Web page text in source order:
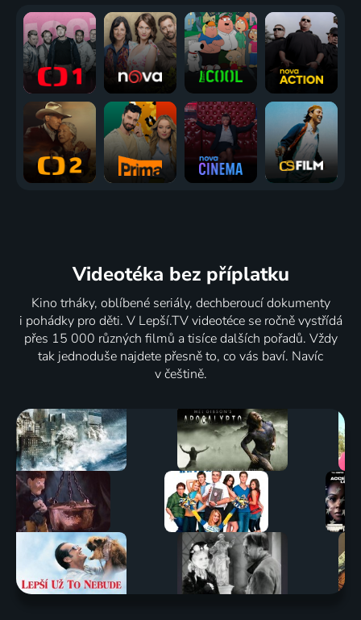
Videotéka bez příplatku
Kino trháky, oblíbené seriály, dechberoucí dokumenty
i pohádky pro děti. V Lepší.TV videotéce se ročně vystřídá
přes 15 000 různých filmů a tisíce dalších pořadů. Vždy
tak jednoduše najdete přesně to, co vás baví. Navíc
v češtině.